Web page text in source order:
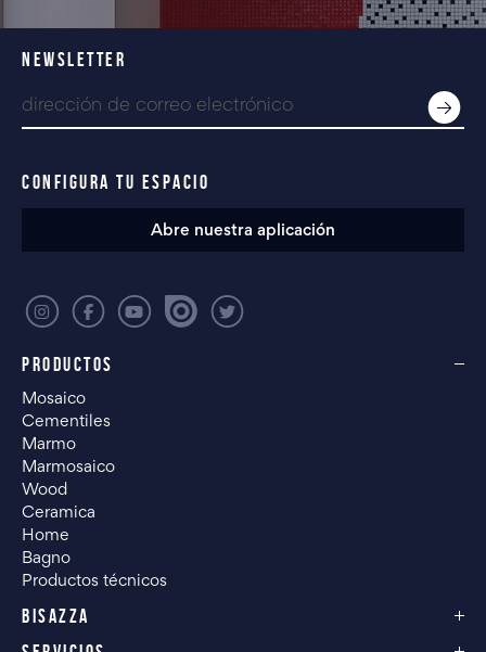
PRODUCTOS
Mosaico
Cementiles
Marmo
Marmosaico
Wood
Ceramica
Home
Bagno
Productos técnicos
BISAZZA
NEWSLETTER
CONFIGURA TU ESPACIO
Abre nuestra aplicación